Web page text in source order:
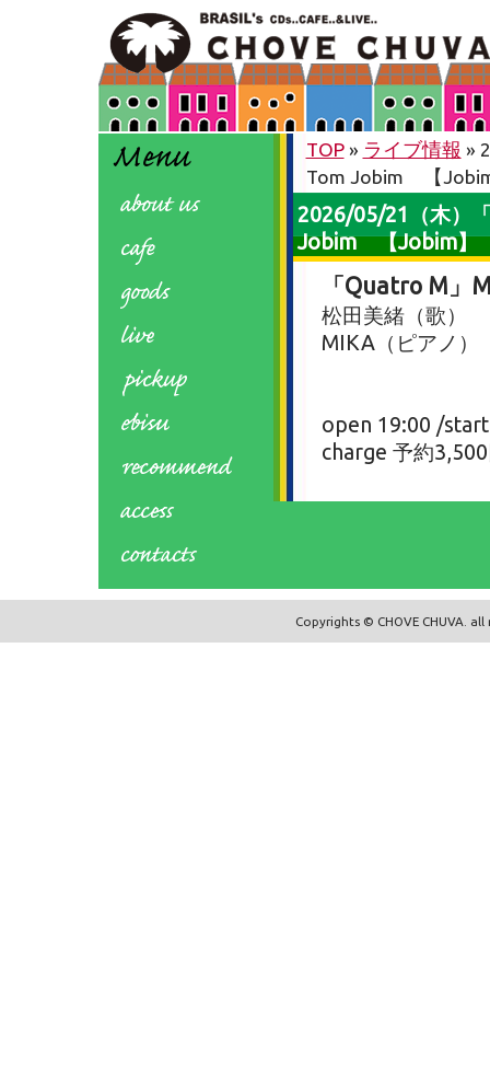
TOP» ライブ情報 »
Tom Jobim 【
2026/05/21（木）
Jobim 【Jobim】
「Quatro M」
松田美緒（歌）
MIKA（ピアノ）
open 19:00 /
charge 予約
Copyrights © CHOVE CHUVA.